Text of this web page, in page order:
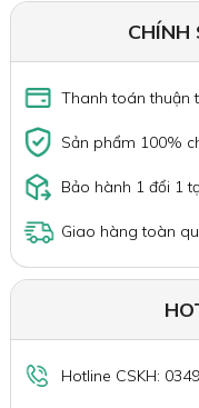
CHÍNH
Thanh toán thuận
Sản phẩm 100%
Bảo hành 1 đổi 1
Giao hàng toàn
Hotline CSKH: